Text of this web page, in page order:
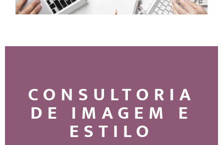
CONSULTORIA
DE IMAGEM E
ESTILO